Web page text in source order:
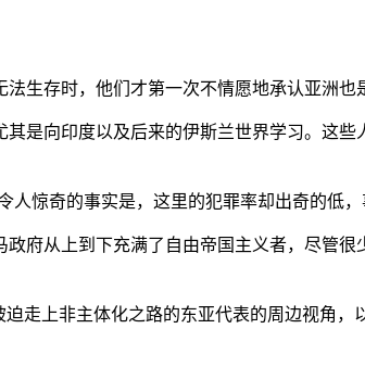
生存时，他们才第一次不情愿地承认亚洲也
是向印度以及后来的伊斯兰世界学习。这
惊奇的事实是，这里的犯罪率却出奇的低
府从上到下充满了自由帝国主义者，尽管
走上非主体化之路的东亚代表的周边视角